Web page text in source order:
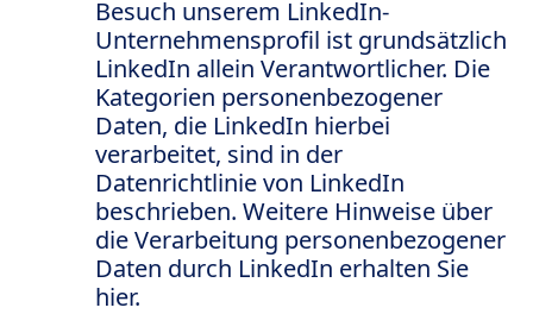
Besuch unserem LinkedIn-
Unternehmensprofil ist grundsätzlich
LinkedIn allein Verantwortlicher. Die
Kategorien personenbezogener
Daten, die LinkedIn hierbei
verarbeitet, sind in der
Datenrichtlinie von LinkedIn
beschrieben. Weitere Hinweise über
die Verarbeitung personenbezogener
Daten durch LinkedIn erhalten Sie
hier.